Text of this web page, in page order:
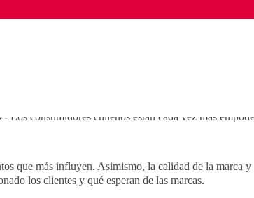
que más influyen. Asimismo, la calidad de la marca y
los clientes y qué esperan de las marcas.